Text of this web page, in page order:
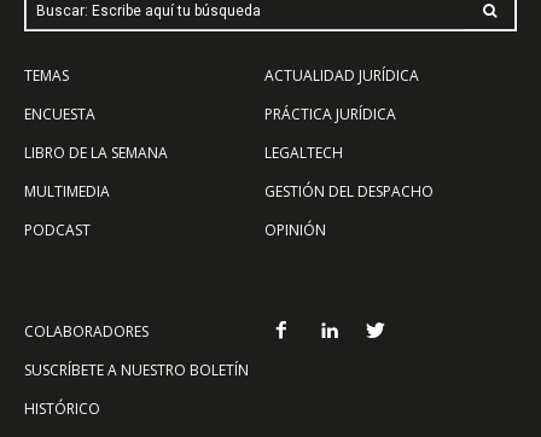
Buscar: Escribe aquí tu búsqueda
TEMAS
ENCUESTA
LIBRO DE LA SEMANA
MULTIMEDIA
PODCAST
ACTUALIDAD JURÍDICA
PRÁCTICA JURÍDICA
LEGALTECH
GESTIÓN DEL DESPACHO
OPINIÓN
COLABORADORES
SUSCRÍBETE A NUESTRO BOLETÍN
HISTÓRICO